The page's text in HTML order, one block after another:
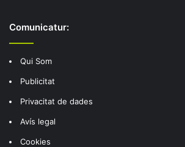
Comunicatur:
Qui Som
Publicitat
Privacitat de dades
Avís legal
Cookies